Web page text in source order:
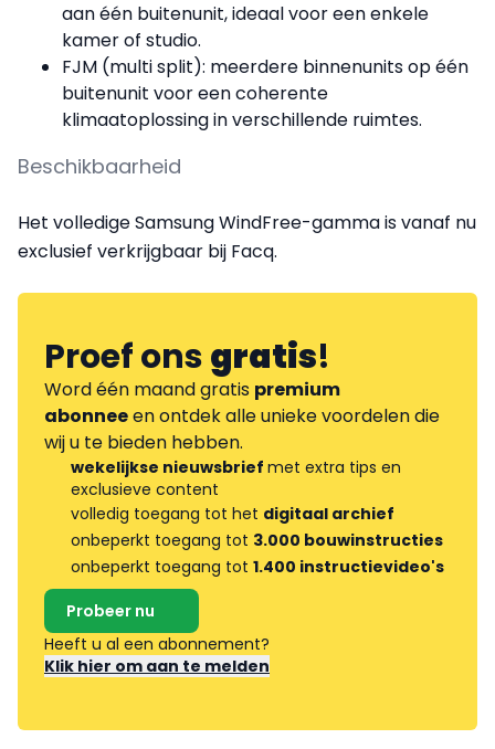
aan één buitenunit, ideaal voor een enkele
kamer of studio.
FJM (multi split): meerdere binnenunits op één
buitenunit voor een coherente
klimaatoplossing in verschillende ruimtes.
Beschikbaarheid
Het volledige Samsung WindFree-gamma is vanaf nu
exclusief verkrijgbaar bij Facq.
Proef onsgratis!
Word één maand gratis premium
abonneeen ontdek alle unieke voordelen die
wij u te bieden hebben.
wekelijkse nieuwsbrief met extra tips en
exclusieve content
volledig toegang tot het digitaal archief
onbeperkt toegang tot 3.000 bouwinstructies
onbeperkt toegang tot 1.400 instructievideo's
Probeer nu
Heeft u al een abonnement?
Klik hier om aan te melden